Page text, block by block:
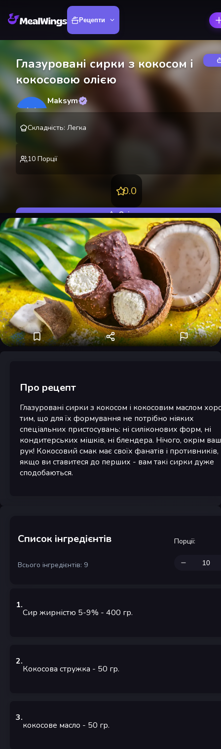
Рецепти
Глазуровані сирки з кокосом і
кокосовою олією
M
Maksym
Складність: Легка
10 Порції
0.0
Оцінити
Про рецепт
Глазуровані сирки з кокосом і кокосовим маслом
тим, що для їх формування не потрібно ніяких
спеціальних пристосувань: ні силіконових форм, ні
кондитерських мішків, ні блендера. Нічого, окрім
рук! Кокосовий смак має своїх фанатів і противників,
якщо ви ставитеся до перших - вам такі сирки дуже
сподобаються.
Список інгредієнтів
Всього інгредієнтів: 9
Порції:
1.
Сир жирністю 5-9% - 400 гр.
2.
Кокосова стружка - 50 гр.
3.
кокосове масло - 50 гр.